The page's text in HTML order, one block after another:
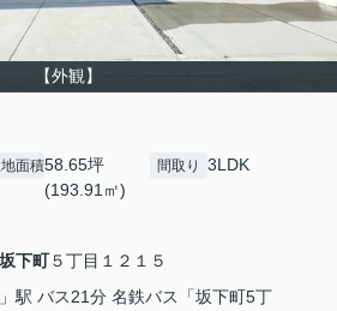
【外観】
面積58.65坪
(193.91㎡)
間取り 3LDK
坂下町５丁目１２１５
」駅 バス21分 名鉄バス「坂下町5丁